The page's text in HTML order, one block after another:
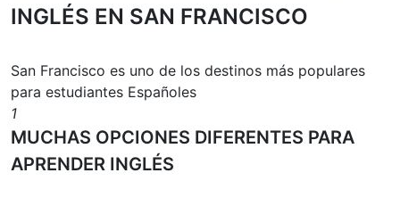
INGLÉS EN SAN FRANCISCO
San Francisco es uno de los destinos más populares
para estudiantes Españoles
1
MUCHAS OPCIONES DIFERENTES PARA
APRENDER INGLÉS